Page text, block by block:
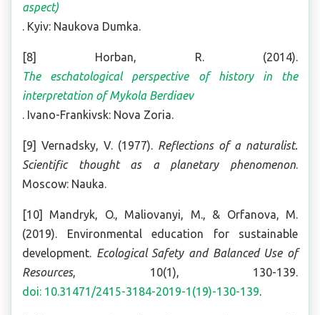
aspect)
. Kyiv: Naukova Dumka.
[8] Horban, R. (2014).
The eschatological perspective of history in the
interpretation of Mykola Berdiaev
. Ivano-Frankivsk: Nova Zoria.
[9] Vernadsky, V. (1977). Reflections of a naturalist.
Scientific thought as a planetary phenomenon.
Moscow: Nauka.
[10] Mandryk, O., Maliovanyi, M., & Orfanova, M.
(2019). Environmental education for sustainable
development. Ecological Safety and Balanced Use of
Resources, 10(1), 130-139.
doi: 10.31471/2415-3184-2019-1(19)-130-139.